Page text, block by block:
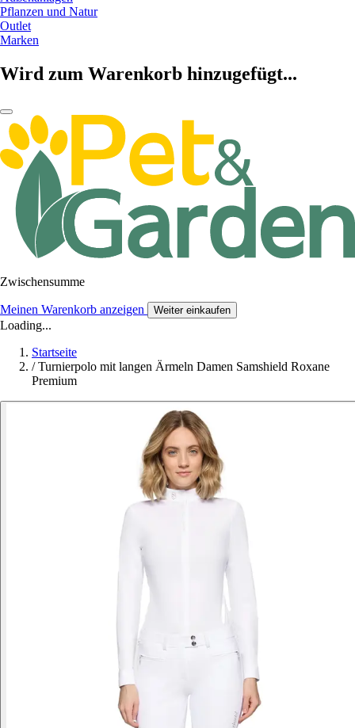
Pflanzen und Natur
Outlet
Marken
Wird zum Warenkorb hinzugefügt...
Zwischensumme
Meinen Warenkorb anzeigen Weiter einkaufen
Loading...
Startseite
/ Turnierpolo mit langen Ärmeln Damen Samshield Roxane
Premium